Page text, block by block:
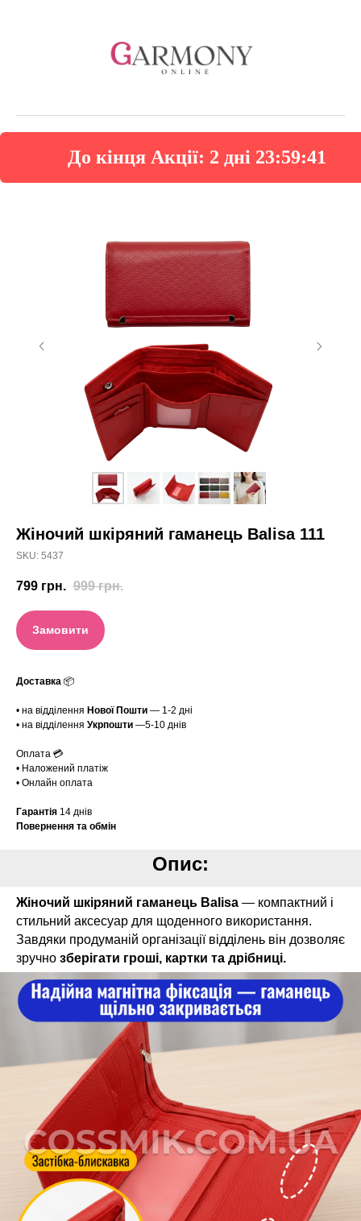
До кінця Акції: 2 дні 23:59:40
Жіночий шкіряний гаманець Balisa 111
SKU: 5437
799 грн. 999 грн.
Замовити
Доставка 📦
• на відділення Нової Пошти — 1-2 дні
• на відділення Укрпошти —5-10 днів
Оплата 💳
• Наложений платіж
• Онлайн оплата
Гарантія 14 днів
Повернення та обмін
Опис:
Жіночий шкіряний гаманець Balisa — компактний і
стильний аксесуар для щоденного використання.
Завдяки продуманій організації відділень він дозволяє
зручно зберігати гроші, картки та дрібниці.